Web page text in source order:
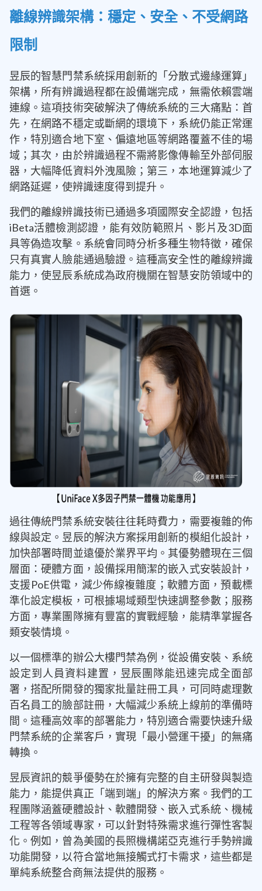
離線辨識架構：穩定、安全、不受網路
限制
昱辰的智慧門禁系統採用創新的「分散式邊緣運算」
架構，所有辨識過程都在設備端完成，無需依賴雲端
連線。這項技術突破解決了傳統系統的三大痛點：首
先，在網路不穩定或斷網的環境下，系統仍能正常運
作，特別適合地下室、偏遠地區等網路覆蓋不佳的場
域；其次，由於辨識過程不需將影像傳輸至外部伺服
器，大幅降低資料外洩風險；第三，本地運算減少了
網路延遲，使辨識速度得到提升。
我們的離線辨識技術已通過多項國際安全認證，包括
iBeta活體檢測認證，能有效防範照片、影片及3D面
具等偽造攻擊。系統會同時分析多種生物特徵，確保
只有真實人臉能通過驗證。這種高安全性的離線辨識
能力，使昱辰系統成為政府機關在智慧安防領域中的
首選。
過往傳統門禁系統安裝往往耗時費力，需要複雜的佈
線與設定。昱辰的解決方案採用創新的模組化設計，
加快部署時間並遠優於業界平均。其優勢體現在三個
層面：硬體方面，設備採用簡潔的嵌入式安裝設計，
支援PoE供電，減少佈線複雜度；軟體方面，預載標
準化設定模板，可根據場域類型快速調整參數；服務
方面，專業團隊擁有豐富的實戰經驗，能精準掌握各
類安裝情境。
以一個標準的辦公大樓門禁為例，從設備安裝、系統
設定到人員資料建置，昱辰團隊能迅速完成全面部
署，搭配所開發的獨家批量註冊工具，可同時處理數
百名員工的臉部註冊，大幅減少系統上線前的準備時
間。這種高效率的部署能力，特別適合需要快速升級
門禁系統的企業客戶，實現「最小營運干擾」的無痛
轉換。
昱辰資訊的競爭優勢在於擁有完整的自主研發與製造
能力，能提供真正「端到端」的解決方案。我們的工
程團隊涵蓋硬體設計、軟體開發、嵌入式系統、機械
工程等各領域專家，可以針對特殊需求進行彈性客製
化。例如，曾為美國的長照機構諾亞克進行手勢辨識
功能開發，以符合當地無接觸式打卡需求，這些都是
單純系統整合商無法提供的服務。